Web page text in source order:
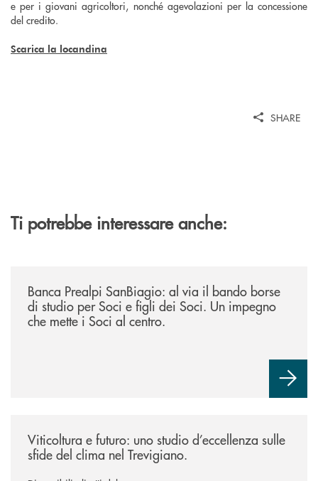
e per i giovani agricoltori, nonché agevolazioni per la concessione
del credito.
Scarica la locandina
SHARE
Ti potrebbe interessare anche:
Banca Prealpi SanBiagio: al via il bando borse
di studio per Soci e figli dei Soci. Un impegno
che mette i Soci al centro.
Viticoltura e futuro: uno studio d’eccellenza sulle
sfide del clima nel Trevigiano.